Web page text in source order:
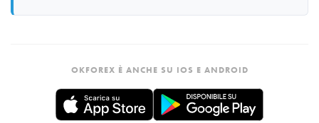
OKFOREX È ANCHE SU IOS E ANDROID